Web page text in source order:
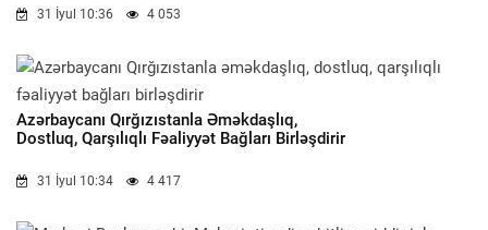
31 İyul 10:36 4 053
Azərbaycanı Qırğızıstanla Əməkdaşlıq,
Dostluq, Qarşılıqlı Fəaliyyət Bağları Birləşdirir
31 İyul 10:34 4 417